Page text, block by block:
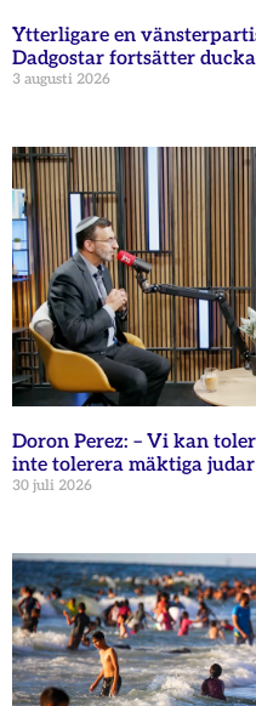
Ytterligare en
Dadgostar fortsätter ducka
3 augusti 2026
Doron Perez: – Vi kan
inte tolerera mäktiga judar
30 juli 2026